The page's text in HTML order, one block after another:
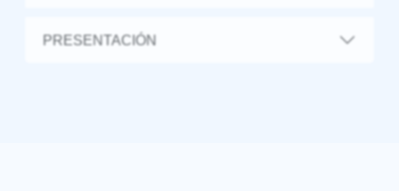
PRESENTACIÓN